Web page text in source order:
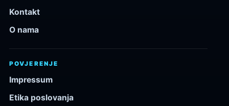
Kontakt
O nama
POVJERENJE
Impressum
Etika poslovanja